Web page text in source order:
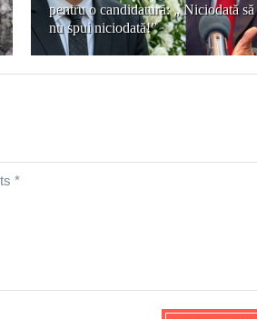
pentru o candidatură: „ Niciodată să
nu spui niciodată!”